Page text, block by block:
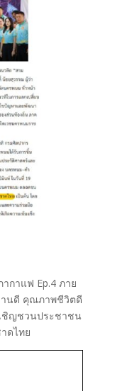
กาแฟ Ep.4 ภาย
านดี คุณภาพชีวิตดี
ชิญชวนประชาชน
ดไทย